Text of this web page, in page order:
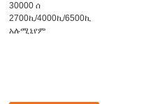
30000 ሰ
2700ኪ/4000ኪ/6500ኪ
አሉሚኒየም